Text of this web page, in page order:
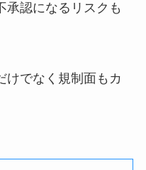
承認になるリスクも
けでなく規制面もカ